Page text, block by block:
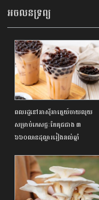
អចលនទ្រព្យ
ពលរដ្ឋនៅអាស៊ីអាគ្នេយ៍ចាយលុយ
សម្រាប់ភេសជ្ជៈតែគុជជាង ៣
៦៦០លានដុល្លាររៀងរាល់ឆ្នាំ